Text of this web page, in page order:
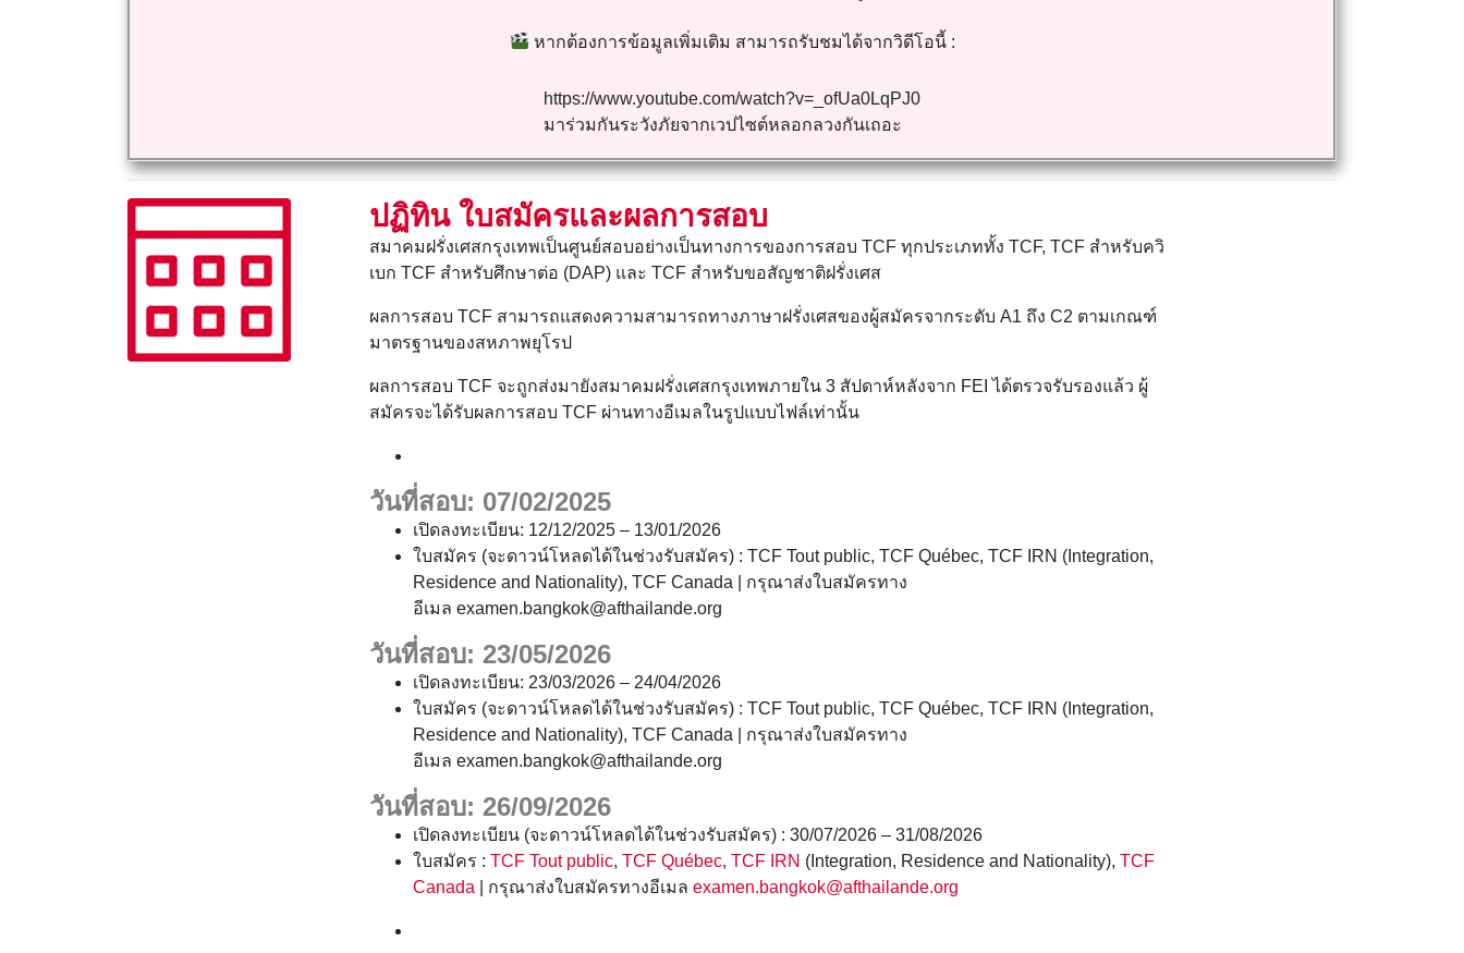
หากต้องการข้อมูลเพิ่มเติม สามารถรับชมได้จากวิดีโอนี้ :
https://www.youtube.com/watch?v=_ofUa0LqPJ0
มาร่วมกันระวังภัยจากเวปไซต์หลอกลวงกันเถอะ
ปฏิทิน ใบสมัครและผลการสอบ
สมาคมฝรั่งเศสกรุงเทพเป็นศูนย์สอบอย่างเป็นทางการของการสอบ TCF ทุกประเภททั้ง TCF, TCF สำหรับควิ
เบก TCF สำหรับศึกษาต่อ (DAP) และ TCF สำหรับขอสัญชาติฝรั่งเศส
ผลการสอบ TCF สามารถแสดงความสามารถทางภาษาฝรั่งเศสของผู้สมัครจากระดับ A1 ถึง C2 ตามเกณฑ์
มาตรฐานของสหภาพยุโรป
ผลการสอบ TCF จะถูกส่งมายังสมาคมฝรั่งเศสกรุงเทพภายใน 3 สัปดาห์หลังจาก FEI ได้ตรวจรับรองแล้ว ผู้
สมัครจะได้รับผลการสอบ TCF ผ่านทางอีเมลในรูปแบบไฟล์เท่านั้น
วันที่สอบ: 07/02/2025
เปิดลงทะเบียน: 12/12/2025 – 13/01/2026
ใบสมัคร (จะดาวน์โหลดได้ในช่วงรับสมัคร) : TCF Tout public, TCF Québec, TCF IRN (Integration,
Residence and Nationality), TCF Canada | กรุณาส่งใบสมัครทาง
อีเมล examen.bangkok@afthailande.org
วันที่สอบ: 23/05/2026
เปิดลงทะเบียน: 23/03/2026 – 24/04/2026
ใบสมัคร (จะดาวน์โหลดได้ในช่วงรับสมัคร) : TCF Tout public, TCF Québec, TCF IRN (Integration,
Residence and Nationality), TCF Canada | กรุณาส่งใบสมัครทาง
อีเมล examen.bangkok@afthailande.org
วันที่สอบ: 26/09/2026
เปิดลงทะเบียน (จะดาวน์โหลดได้ในช่วงรับสมัคร) : 30/07/2026 – 31/08/2026
ใบสมัคร : TCF Tout public, TCF Québec, TCF IRN (Integration, Residence and Nationality), TCF
Canada | กรุณาส่งใบสมัครทางอีเมล examen.bangkok@afthailande.org